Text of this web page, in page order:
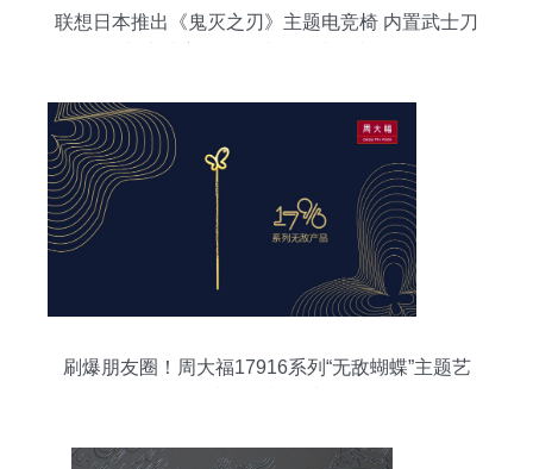
联想日本推出《鬼灭之刃》主题电竞椅 内置武士刀
刷爆朋友圈！周大福17916系列“无敌蝴蝶”主题艺